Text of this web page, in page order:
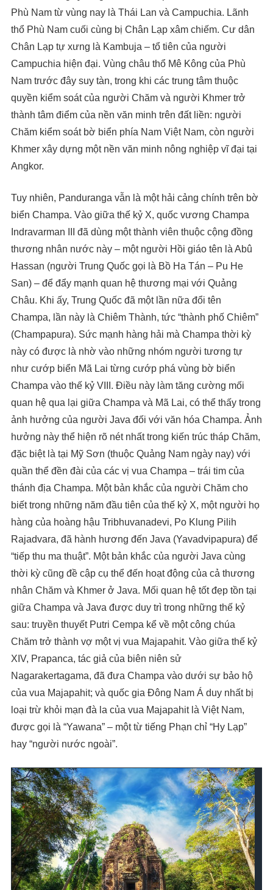
Phù Nam từ vùng nay là Thái Lan và Campuchia. Lãnh
thổ Phù Nam cuối cùng bị Chân Lạp xâm chiếm. Cư dân
Chân Lạp tự xưng là Kambuja – tổ tiên của người
Campuchia hiện đại. Vùng châu thổ Mê Kông của Phù
Nam trước đây suy tàn, trong khi các trung tâm thuộc
quyền kiểm soát của người Chăm và người Khmer trở
thành tâm điểm của nền văn minh trên đất liền: người
Chăm kiểm soát bờ biển phía Nam Việt Nam, còn người
Khmer xây dựng một nền văn minh nông nghiệp vĩ đại tại
Angkor.
Tuy nhiên, Panduranga vẫn là một hải cảng chính trên bờ
biển Champa. Vào giữa thế kỷ X, quốc vương Champa
Indravarman III đã dùng một thành viên thuộc cộng đồng
thương nhân nước này – một người Hồi giáo tên là Abû
Hassan (người Trung Quốc gọi là Bồ Ha Tán – Pu He
San) – để đẩy mạnh quan hệ thương mại với Quảng
Châu. Khi ấy, Trung Quốc đã một lần nữa đổi tên
Champa, lần này là Chiêm Thành, tức “thành phố Chiêm”
(Champapura). Sức mạnh hàng hải mà Champa thời kỳ
này có được là nhờ vào những nhóm người tương tự
như cướp biển Mã Lai từng cướp phá vùng bờ biển
Champa vào thế kỷ VIII. Điều này làm tăng cường mối
quan hệ qua lại giữa Champa và Mã Lai, có thể thấy trong
ảnh hưởng của người Java đối với văn hóa Champa. Ảnh
hưởng này thể hiện rõ nét nhất trong kiến ​​trúc tháp Chăm,
đặc biệt là tại Mỹ Sơn (thuộc Quảng Nam ngày nay) với
quần thể đền đài của các vị vua Champa – trái tim của
thánh địa Champa. Một bản khắc của người Chăm cho
biết trong những năm đầu tiên của thế kỷ X, một người họ
hàng của hoàng hậu Tribhuvanadevi, Po Klung Pilih
Rajadvara, đã hành hương đến Java (Yavadvipapura) để
“tiếp thu ma thuật”. Một bản khắc của người Java cùng
thời kỳ cũng đề cập cụ thể đến hoạt động của cả thương
nhân Chăm và Khmer ở ​​Java. Mối quan hệ tốt đẹp tồn tại
giữa Champa và Java được duy trì trong những thế kỷ
sau: truyền thuyết Putri Cempa kể về một công chúa
Chăm trở thành vợ một vị vua Majapahit. Vào giữa thế kỷ
XIV, Prapanca, tác giả của biên niên sử
Nagarakertagama, đã đưa Champa vào dưới sự bảo hộ
của vua Majapahit; và quốc gia Đông Nam Á duy nhất bị
loại trừ khỏi mạn đà la của vua Majapahit là Việt Nam,
được gọi là “Yawana” – một từ tiếng Phạn chỉ “Hy Lạp”
hay “người nước ngoài”.